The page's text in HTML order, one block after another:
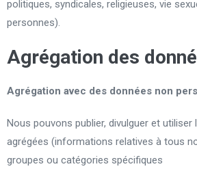
politiques, syndicales, religieuses, vie
personnes).
Agrégation des
Agrégation avec des données non
Nous pouvons publier, divulguer et
agrégées (informations relatives à tous
groupes ou catégories spécifiques